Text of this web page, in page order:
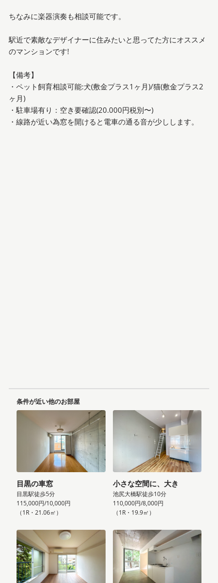
ちなみに楽器演奏も相談可能です。
駅近で素敵なデザイナーに住みたいと思ってた方にオススメ
のマンションです!
【備考】
・ペット飼育相談可能:犬(敷金プラス1ヶ月)/猫(敷金プラス2
ヶ月)
・駐車場有り：空き要確認(20.000円税別〜)
・線路が近い為窓を開けると電車の通る音が少しします。
条件が近い他のお部屋
目黒の車窓
目黒駅徒歩5分
115,000円/10,000円
（1R・21.06㎡）
小さな空間に、大き
池尻大橋駅徒歩10分
110,000円/8,000円
（1R・19.9㎡）